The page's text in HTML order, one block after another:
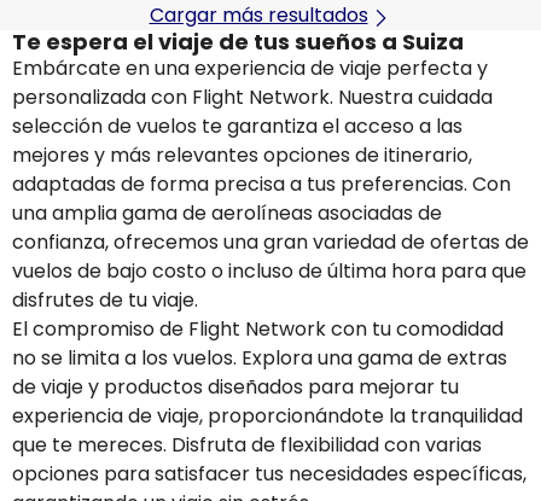
Cargar más resultados
Te espera el viaje de tus sueños a Suiza
Embárcate en una experiencia de viaje perfecta y
personalizada con Flight Network. Nuestra cuidada
selección de vuelos te garantiza el acceso a las
mejores y más relevantes opciones de itinerario,
adaptadas de forma precisa a tus preferencias. Con
una amplia gama de aerolíneas asociadas de
confianza, ofrecemos una gran variedad de ofertas de
vuelos de bajo costo o incluso de última hora para que
disfrutes de tu viaje.
El compromiso de Flight Network con tu comodidad
no se limita a los vuelos. Explora una gama de extras
de viaje y productos diseñados para mejorar tu
experiencia de viaje, proporcionándote la tranquilidad
que te mereces. Disfruta de flexibilidad con varias
opciones para satisfacer tus necesidades específicas,